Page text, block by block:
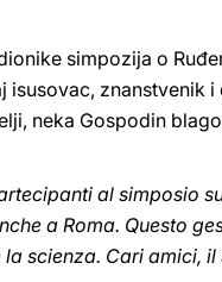
simpozija o
znanstvenik
neka Gospodin
al simposio
a Roma. Questo
scienza. Cari amici,